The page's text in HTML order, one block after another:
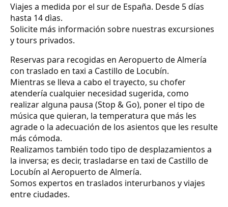
Viajes a medida por el sur de España. Desde 5 días
hasta 14 dìas.
Solicite más información sobre nuestras excursiones
y tours privados.
Reservas para recogidas en Aeropuerto de Almería
con traslado en taxi a Castillo de Locubín.
Mientras se lleva a cabo el trayecto, su chofer
atendería cualquier necesidad sugerida, como
realizar alguna pausa (Stop & Go), poner el tipo de
música que quieran, la temperatura que más les
agrade o la adecuación de los asientos que les resulte
más cómoda.
Realizamos también todo tipo de desplazamientos a
la inversa; es decir, trasladarse en taxi de Castillo de
Locubín al Aeropuerto de Almería.
Somos expertos en traslados interurbanos y viajes
entre ciudades.